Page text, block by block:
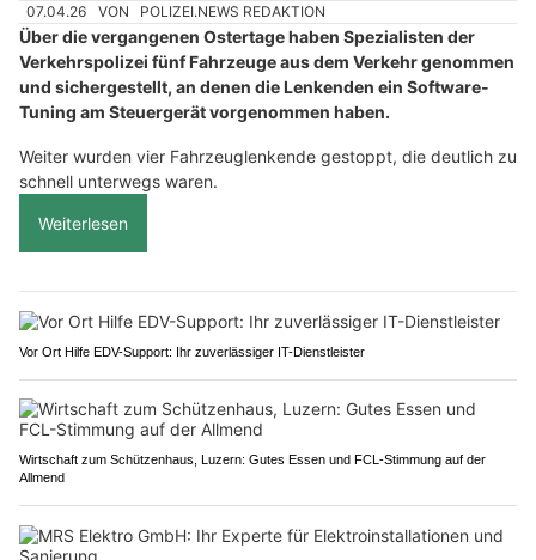
07.04.26 VON POLIZEI.NEWS REDAKTION
Über die vergangenen Ostertage haben Spezialisten der
Verkehrspolizei fünf Fahrzeuge aus dem Verkehr genommen
und sichergestellt, an denen die Lenkenden ein Software-
Tuning am Steuergerät vorgenommen haben.
Weiter wurden vier Fahrzeuglenkende gestoppt, die deutlich zu
schnell unterwegs waren.
Weiterlesen
Vor Ort Hilfe EDV-Support: Ihr zuverlässiger IT-Dienstleister
Wirtschaft zum Schützenhaus, Luzern: Gutes Essen und FCL-Stimmung auf der
Allmend